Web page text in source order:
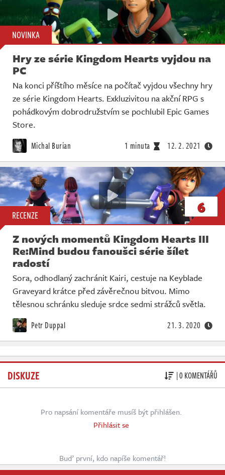
NOVINKA
Hry ze série Kingdom Hearts vyjdou na
PC
Na konci příštího měsíce na počítač vyjdou všechny hry
ze série Kingdom Hearts. Exkluzivitou na akční RPG s
pohádkovým dobrodružstvím se pochlubil Epic Games
Store.
Michal Burian 1 minuta 12. 2. 2021
RECENZE 6
Z nových momentů Kingdom Hearts III
Re:Mind budou fanoušci série šílet
radostí
Sora, odhodlaný zachránit Kairi, cestuje na Keyblade
Graveyard krátce před závěrečnou bitvou. Mimo
tělesnou schránku sleduje srdce sedmi strážců světla.
Petr Duppal 21. 3. 2020
DISKUZE | 0 KOMENTÁŘŮ
Pro napsání komentáře musíš být přihlášen.
Přihlásit se
Buď první, kdo napíše komentář!